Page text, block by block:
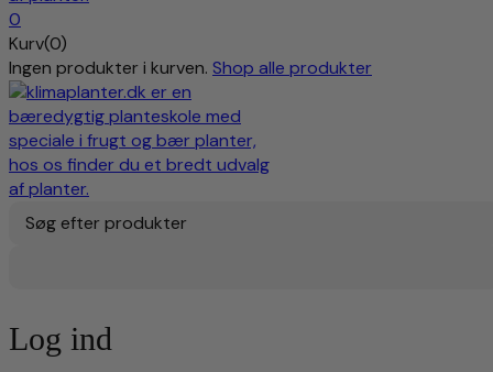
0
Kurv(0)
Ingen produkter i kurven. Shop alle produkter
Søg efter produkter
Log ind